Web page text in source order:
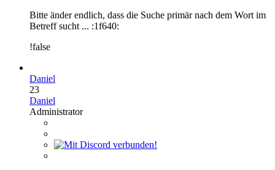
Bitte änder endlich, dass die Suche primär nach dem Wort im
Betreff sucht ... :1f640:
!false
Daniel
23
Daniel
Administrator